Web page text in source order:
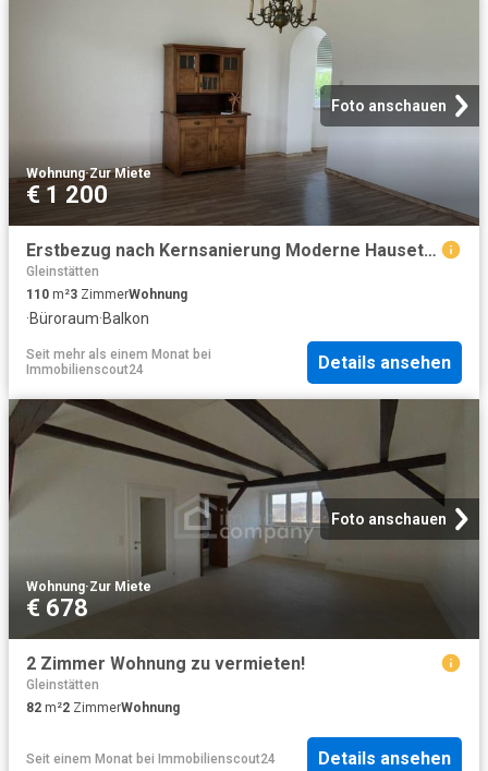
Foto anschauen
Wohnung·Zur Miete
€ 1 200
Erstbezug nach Kernsanierung Moderne Hausetage in zentraler Lage
Gleinstätten
110 m²3 ZimmerWohnung
·Büroraum·Balkon
Seit mehr als einem Monat bei
Immobilienscout24
Details ansehen
Foto anschauen
Wohnung·Zur Miete
€ 678
2 Zimmer Wohnung zu vermieten!
Gleinstätten
82 m²2 ZimmerWohnung
Seit einem Monat bei Immobilienscout24 Details ansehen